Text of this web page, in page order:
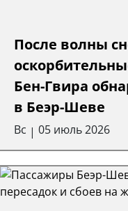
После волны
Бен-Гвира
в Беэр-Шеве
Вс | 05 июль 2026